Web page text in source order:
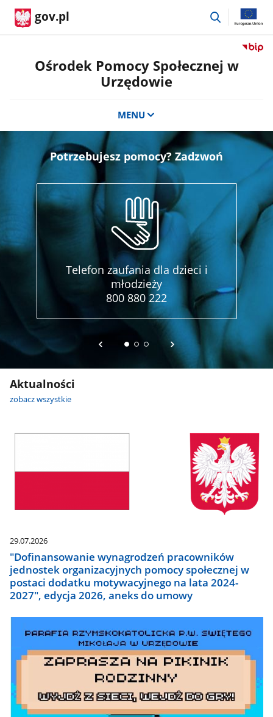
gov.pl
przejdź
Przejdź
Ośrodek Pomocy Społecznej w
Urzędowie
MENU
Potrzebujesz pomocy? Zadzwoń
Telefon zaufania dla dzieci i
młodzieży
800 880 222
Aktualności
zobacz wszystkie
29.07.2026
"Dofinansowanie wynagrodzeń pracowników
jednostek organizacyjnych pomocy społecznej w
postaci dodatku motywacyjnego na lata 2024-
2027", edycja 2026, aneks do umowy